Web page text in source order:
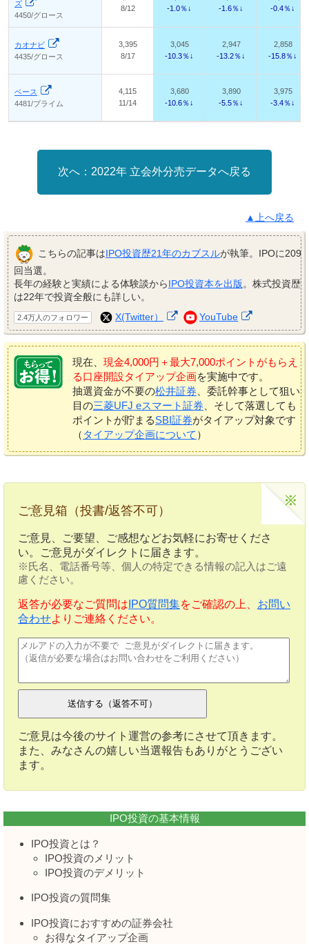
ズ
4450/グロース
8/12
-1.0％↓
-1.6％↓
-0.4％↓
カオナビ
4435/グロース
3,395
8/17
3,045
-10.3％↓
2,947
-13.2％↓
2,858
-15.8％↓
ベース
4481/プライム
4,115
11/14
3,680
-10.6％↓
3,890
-5.5％↓
3,975
-3.4％↓
2022年 立会外分売データへ戻る
▲上へ戻る
こちらの記事はIPO投資歴21年のカブスルが執筆。IPOに209
回当選。
長年の経験と実績による体験談からIPO投資本を出版。株式投資歴
は22年で投資全般にも詳しい。
2.4万人のフォロワー X(Twitter） YouTube
現在、 現金4,000円＋最大7,000ポイントがもらえ
る口座開設タイアップ企画を実施中です。
抽選資金が不要の松井証券 、委託幹事として狙い
目の三菱UFJ eスマート証券 、そして落選しても
ポイントが貯まるSBI証券がタイアップ対象です
（ タイアップ企画について ）
ご意見箱（投書/返答不可）
ご意見、ご要望、ご感想などお気軽にお寄せくださ
い。ご意見がダイレクトに届きます。
※氏名、電話番号等、個人の特定できる情報の記入はご遠
慮ください。
返答が必要なご質問は IPO質問集をご確認の上、 お問い
合わせよりご連絡ください。
ご意見は今後のサイト運営の参考にさせて頂きます。
また、みなさんの嬉しい当選報告もありがとうござい
ます。
IPO投資の基本情報
IPO投資とは？
IPO投資のメリット
IPO投資のデメリット
IPO投資の質問集
IPO投資におすすめの証券会社
お得なタイアップ企画